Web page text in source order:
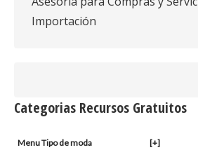
Importación
Categorias Recursos Gratuitos
Menu Tipo de moda
[+]